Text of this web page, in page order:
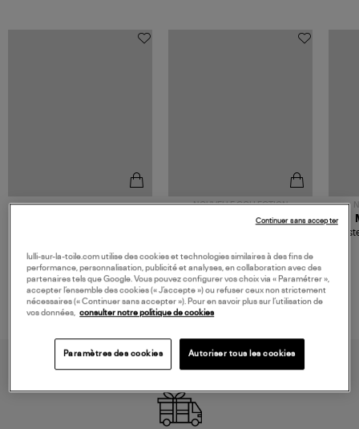
NOUVELLE COLLECTION
TORAL
lulli-sur-la-toile.com utilise des cookies et technologies similaires à des fins de
performance, personnalisation, publicité et analyses, en collaboration avec des
partenaires tels que Google. Vous pouvez configurer vos choix via « Paramétrer »,
accepter l’ensemble des cookies (« J’accepte ») ou refuser ceux non strictement
nécessaires (« Continuer sans accepter »). Pour en savoir plus sur l’utilisation de
vos données, consulter notre politique de cookies
Paramètres des cookies Autoriser tous les cookies
Continuer sans accepter